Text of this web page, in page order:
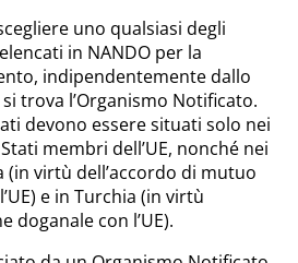
uno qualsiasi degli
in NANDO per la
indipendentemente dallo
trova l’Organismo Notificato.
devono essere situati solo nei
membri dell’UE, nonché nei
(in virtù dell’accordo di mutuo
e in Turchia (in virtù
doganale con l’UE).